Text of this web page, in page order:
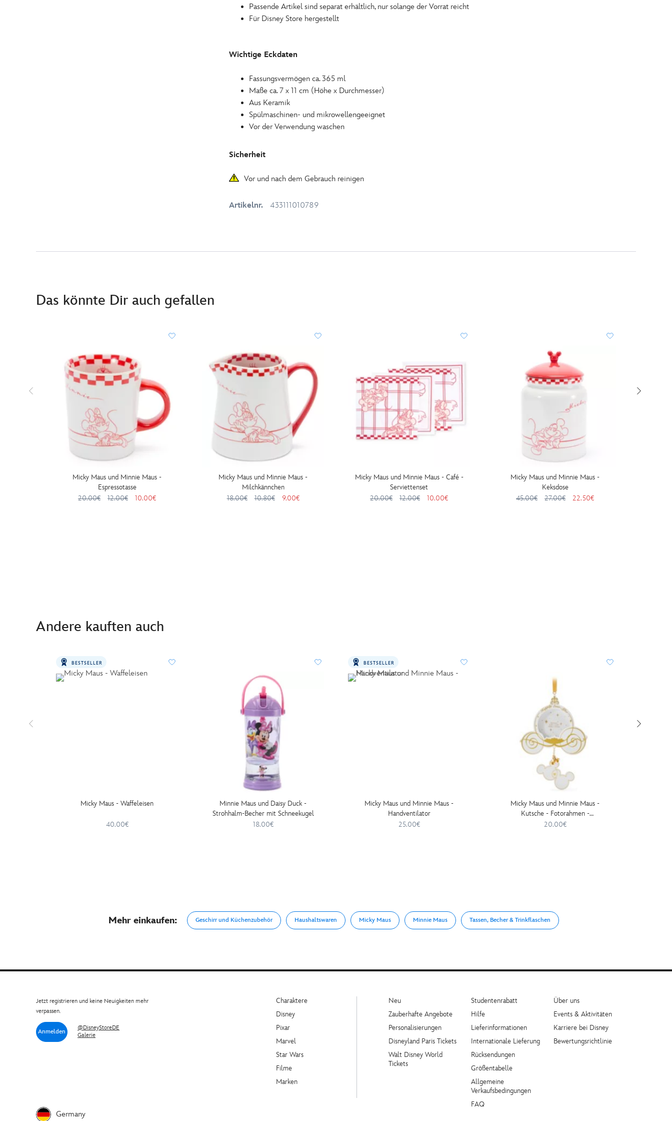
Passende Artikel sind separat erhältlich, nur solange der Vorrat reicht
Für Disney Store hergestellt
Wichtige Eckdaten
Fassungsvermögen ca. 365 ml
Maße ca. 7 x 11 cm (Höhe x Durchmesser)
Aus Keramik
Spülmaschinen- und mikrowellengeeignet
Vor der Verwendung waschen
Sicherheit
Vor und nach dem Gebrauch reinigen
Artikelnr. 433111010789
Das könnte Dir auch gefallen
Micky Maus und Minnie Maus -
Espressotasse
20.00€
12.00€ 10.00€
Micky Maus und Minnie Maus -
Milchkännchen
18.00€
10.80€ 9.00€
Micky Maus und Minnie Maus - Café -
Serviettenset
20.00€
12.00€ 10.00€
Micky Maus und Minnie Maus -
Keksdose
45.00€
27.00€ 22.50€
Andere kauften auch
BESTSELLER
Micky Maus - Waffeleisen
40.00€
Minnie Maus und Daisy Duck -
Strohhalm-Becher mit Schneekugel
18.00€
BESTSELLER
Micky Maus und Minnie Maus -
Handventilator
25.00€
Micky Maus und Minnie Maus -
Kutsche - Fotorahmen -
Dekorationsstück
20.00€
Mehr einkaufen: Geschirr und Küchenzubehör Haushaltswaren Micky Maus Minnie Maus Tassen, Becher & Trinkflaschen
Jetzt registrieren und keine Neuigkeiten mehr
verpassen.
Anmelden
@DisneyStoreDE
Galerie
Germany
Charaktere
Disney
Pixar
Marvel
Star Wars
Filme
Marken
Neu
Zauberhafte Angebote
Personalisierungen
Disneyland Paris Tickets
Walt Disney World
Tickets
Studentenrabatt
Hilfe
Lieferinformationen
Internationale Lieferung
Rücksendungen
Größentabelle
Allgemeine
Verkaufsbedingungen
FAQ
Über uns
Events & Aktivitäten
Karriere bei Disney
Bewertungsrichtlinie